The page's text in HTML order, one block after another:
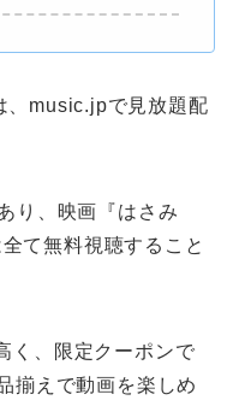
、music.jpで見放題配
り、映画『はさみ
て無料視聴すること
く、限定クーポンで
揃えで動画を楽しめ